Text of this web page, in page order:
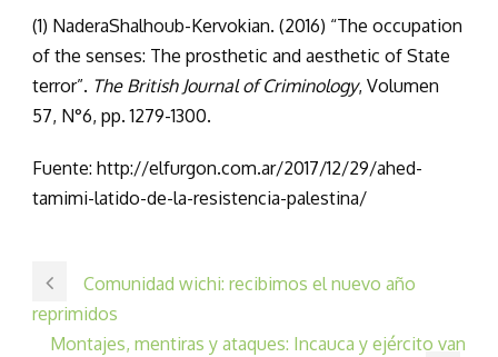
(1) NaderaShalhoub-Kervokian. (2016) “The occupation
of the senses: The prosthetic and aesthetic of State
terror”. The British Journal of Criminology, Volumen
57, N°6, pp. 1279-1300.
Fuente: http://elfurgon.com.ar/2017/12/29/ahed-
tamimi-latido-de-la-resistencia-palestina/
Comunidad wichi: recibimos el nuevo año
reprimidos
Montajes, mentiras y ataques: Incauca y ejército van